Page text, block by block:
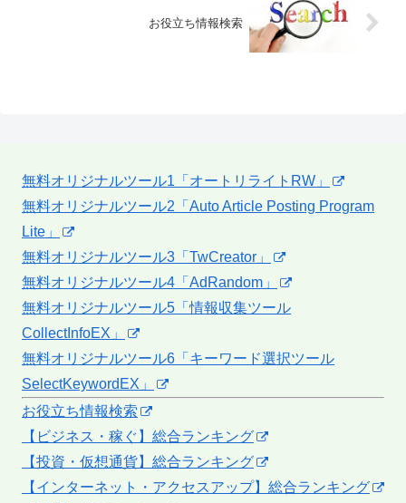
お役立ち情報検索
無料オリジナルツール1「オートリライトRW」
無料オリジナルツール2「Auto Article Posting Program
Lite」
無料オリジナルツール3「TwCreator」
無料オリジナルツール4「AdRandom」
無料オリジナルツール5「情報収集ツール
CollectInfoEX」
無料オリジナルツール6「キーワード選択ツール
SelectKeywordEX」
お役立ち情報検索
【ビジネス・稼ぐ】総合ランキング
【投資・仮想通貨】総合ランキング
【インターネット・アクセスアップ】総合ランキング